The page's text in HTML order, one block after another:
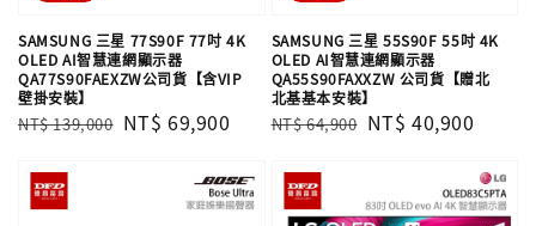
SAMSUNG 三星 77S90F 77吋 4K
OLED AI智慧連網顯示器
QA77S90FAEXZW公司貨【含VIP
壁掛安裝】
Regular
NT$ 139,000 Sale
NT$ 69,900
SAMSUNG 三星 55S90F 55吋 4K
OLED AI智慧連網顯示器
QA55S90FAXXZW 公司貨【贈北
北基基本安裝】
Regular
NT$ 64,900 Sale
NT$ 40,900